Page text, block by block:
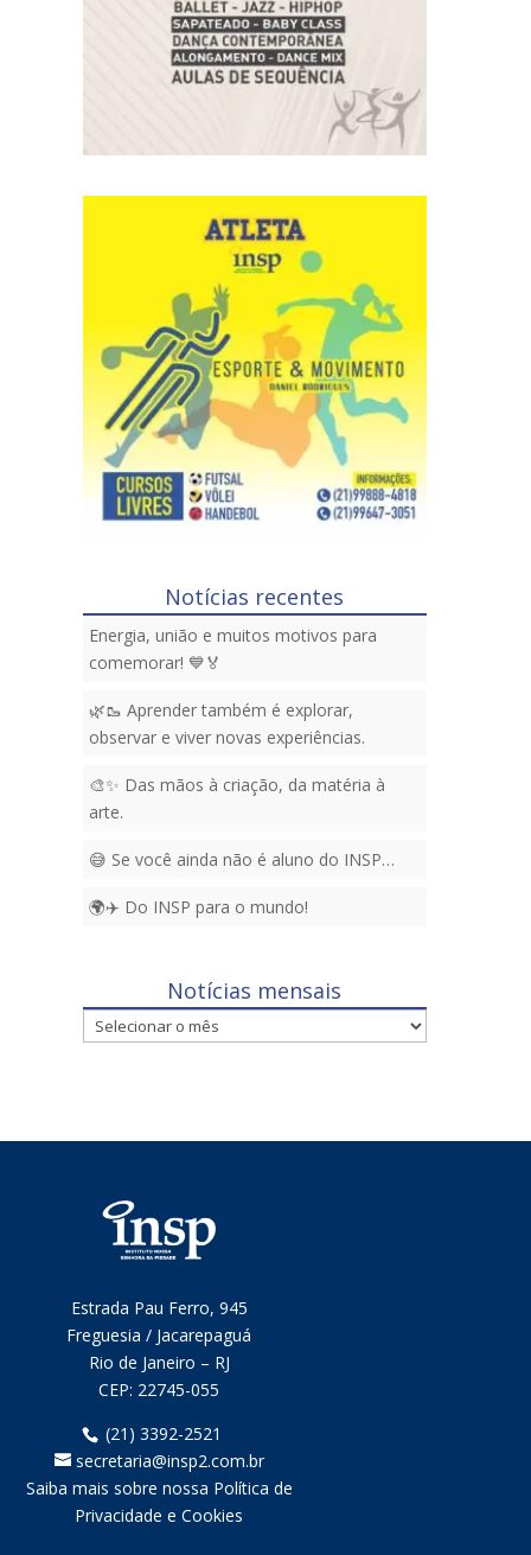
Notícias recentes
Energia, união e muitos motivos para
comemorar! 💙🏅
🌿🥾 Aprender também é explorar,
observar e viver novas experiências.
🎨✨ Das mãos à criação, da matéria à
arte.
😅 Se você ainda não é aluno do INSP…
🌍✈️ Do INSP para o mundo!
Notícias mensais
Notícias
mensais
Estrada Pau Ferro, 945
Freguesia / Jacarepaguá
Rio de Janeiro – RJ
CEP: 22745-055
(21) 3392-2521
secretaria@insp2.com.br
Saiba mais sobre nossa Política de
Privacidade e Cookies